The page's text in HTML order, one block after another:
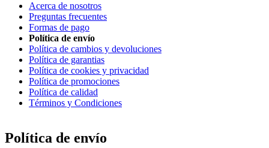
Acerca de nosotros
Preguntas frecuentes
Formas de pago
Política de envío
Política de cambios y devoluciones
Política de garantias
Política de cookies y privacidad
Política de promociones
Política de calidad
Términos y Condiciones
Política de envío